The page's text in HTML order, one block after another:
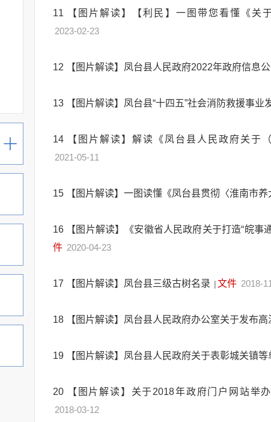
11 【图片解读】【利民】一图带您看懂《关
2023-02-23
12 【图片解读】凤台县人民政府2022年政府信息
13 【图片解读】凤台县“十四五”社会消防救援事业
14 【图片解读】解读《凤台县人民政府关于
2021-05-11
15 【图片解读】一图读懂《凤台县贯彻〈淮南市
16 【图片解读】《安徽省人民政府关于打造“皖
件 2020-04-23
17 【图片解读】凤台县三级古树名录 |文件 2018-
18 【图片解读】凤台县人民政府办公室关于发布
19 【图片解读】凤台县人民政府关于表彰城关镇
20 【图片解读】关于2018年政府门户网站举
2018-03-12